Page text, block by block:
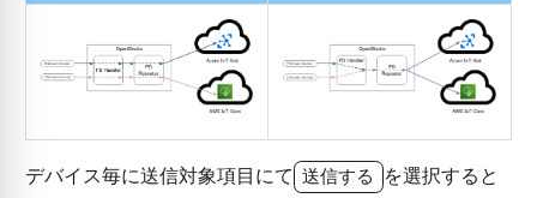
デバイス毎に送信対象項目にて 送信する を選択すると